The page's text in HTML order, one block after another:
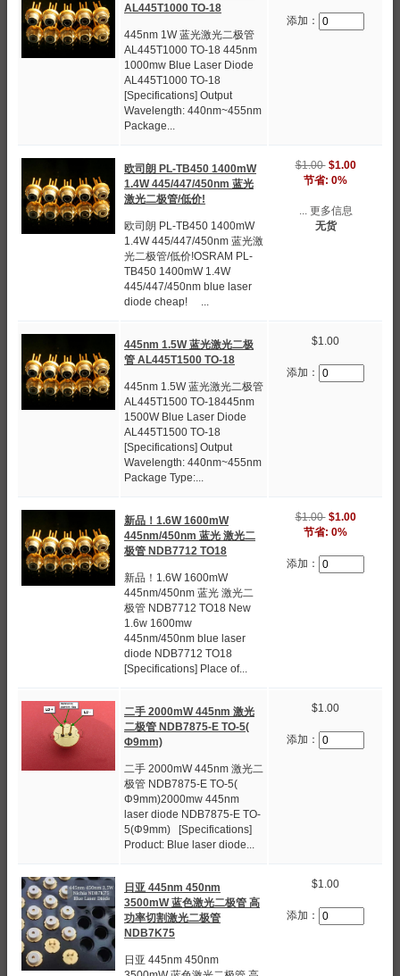
AL445T1000 TO-18
445nm 1W 蓝光激光二极管
AL445T1000 TO-18 445nm
1000mw Blue Laser Diode
AL445T1000 TO-18
[Specifications] Output
Wavelength: 440nm~455nm
Package...
添加：
欧司朗 PL-TB450 1400mW
1.4W 445/447/450nm 蓝光
激光二极管/低价!
欧司朗 PL-TB450 1400mW
1.4W 445/447/450nm 蓝光激
光二极管/低价!OSRAM PL-
TB450 1400mW 1.4W
445/447/450nm blue laser
diode cheap! ...
$1.00 $1.00
节省: 0%
... 更多信息
无货
445nm 1.5W 蓝光激光二极
管 AL445T1500 TO-18
445nm 1.5W 蓝光激光二极管
AL445T1500 TO-18445nm
1500W Blue Laser Diode
AL445T1500 TO-18
[Specifications] Output
Wavelength: 440nm~455nm
Package Type:...
$1.00
添加：
新品！1.6W 1600mW
445nm/450nm 蓝光 激光二
极管 NDB7712 TO18
新品！1.6W 1600mW
445nm/450nm 蓝光 激光二
极管 NDB7712 TO18 New
1.6w 1600mw
445nm/450nm blue laser
diode NDB7712 TO18
[Specifications] Place of...
$1.00 $1.00
节省: 0%
添加：
二手 2000mW 445nm 激光
二极管 NDB7875-E TO-5(
Φ9mm)
二手 2000mW 445nm 激光二
极管 NDB7875-E TO-5(
Φ9mm)2000mw 445nm
laser diode NDB7875-E TO-
5(Φ9mm) [Specifications]
Product: Blue laser diode...
$1.00
添加：
日亚 445nm 450nm
3500mW 蓝色激光二极管 高
功率切割激光二极管
NDB7K75
日亚 445nm 450nm
$1.00
添加：